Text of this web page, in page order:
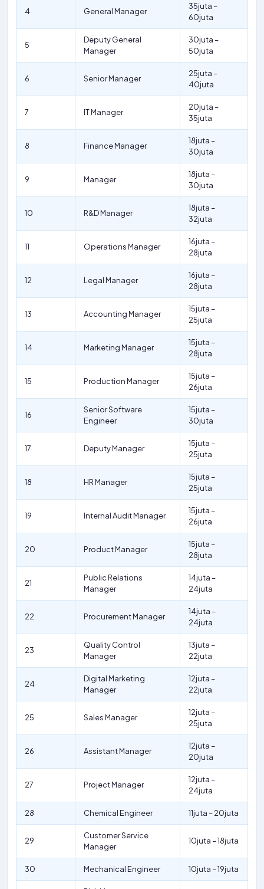
4 General Manager
35juta –
60juta
5
Deputy General
Manager
30juta –
50juta
6 Senior Manager
25juta –
40juta
7 IT Manager
20juta –
35juta
8 Finance Manager
18juta –
30juta
9 Manager
18juta –
30juta
10 R&D Manager
18juta –
32juta
11 Operations Manager
16juta –
28juta
12 Legal Manager
16juta –
28juta
13 Accounting Manager
15juta –
25juta
14 Marketing Manager
15juta –
28juta
15 Production Manager
15juta –
26juta
16
Senior Software
Engineer
15juta –
30juta
17 Deputy Manager
15juta –
25juta
18 HR Manager
15juta –
25juta
19 Internal Audit Manager
15juta –
26juta
20 Product Manager
15juta –
28juta
21
Public Relations
Manager
14juta –
24juta
22 Procurement Manager
14juta –
24juta
23
Quality Control
Manager
13juta –
22juta
24
Digital Marketing
Manager
12juta –
22juta
25 Sales Manager
12juta –
25juta
26 Assistant Manager
12juta –
20juta
27 Project Manager
12juta –
24juta
28 Chemical Engineer 11juta – 20juta
29
Customer Service
Manager
10juta – 18juta
30 Mechanical Engineer 10juta – 19juta